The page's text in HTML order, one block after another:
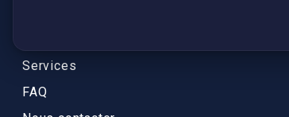
Services
FAQ